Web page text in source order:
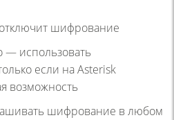
шифрование
— использовать
если на Asterisk
возможность
шифрование в любом